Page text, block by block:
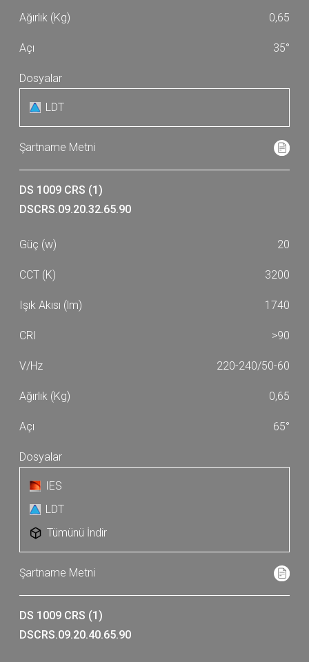
0,65
35°
LDT
DS 1009 CRS (1)
DSCRS.09.20.32.65.90
20
3200
1740
>90
220-240/50-60
0,65
65°
IES
LDT
Tümünü İndir
DS 1009 CRS (1)
DSCRS.09.20.40.65.90